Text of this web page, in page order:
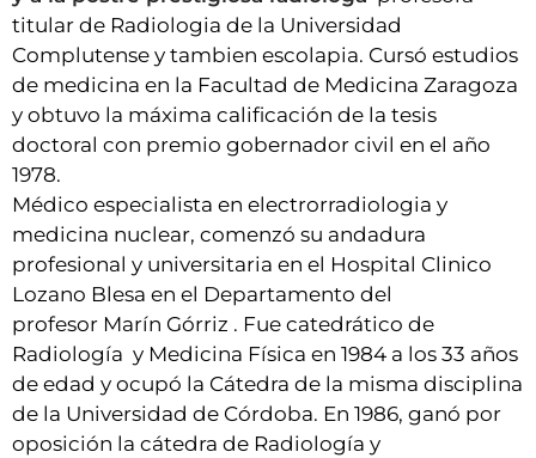
titular de Radiologia de la Universidad
Complutense y tambien escolapia. Cursó estudios
de medicina en la Facultad de Medicina Zaragoza
y obtuvo la máxima calificación de la tesis
doctoral con premio gobernador civil en el año
1978.
Médico especialista en electrorradiologia y
medicina nuclear, comenzó su andadura
profesional y universitaria en el Hospital Clinico
Lozano Blesa en el Departamento del
profesor Marín Górriz . Fue catedrático de
Radiología y Medicina Física en 1984 a los 33 años
de edad y ocupó la Cátedra de la misma disciplina
de la Universidad de Córdoba. En 1986, ganó por
oposición la cátedra de Radiología y